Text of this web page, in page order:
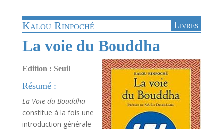
Kalou Rinpoché Livres
La voie du Bouddha
Edition : Seuil
Résumé :
La Voie du Bouddha
constitue à la fois une
introduction générale